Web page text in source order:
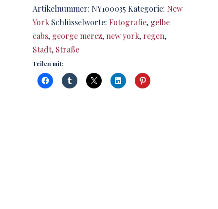
Artikelnummer: NY100035 Kategorie: New
York Schlüsselworte: Fotografie, gelbe
cabs, george mercz,new york, regen,
Stadt, Straße
Teilen mit: